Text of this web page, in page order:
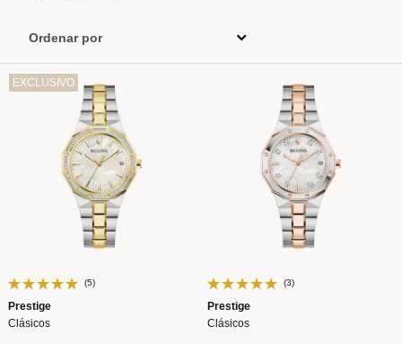
EXCLUSIVO
(5)
Prestige
Clásicos
(3)
Prestige
Clásicos